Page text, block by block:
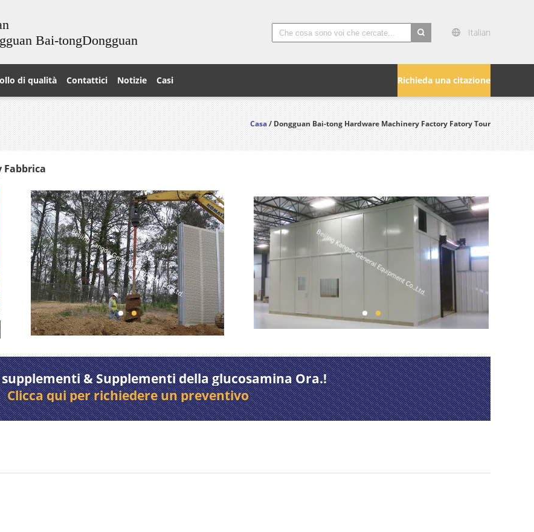
Bai-tongDongguan
Italian
Richieda una citazione
di qualità Contattici Notizie Casi
Casa/ Dongguan Bai-tong Hardware Machinery Factory Fatory Tour
Fabbrica
supplementi & Supplementi della glucosamina Ora.!
Clicca qui per richiedere un preventivo